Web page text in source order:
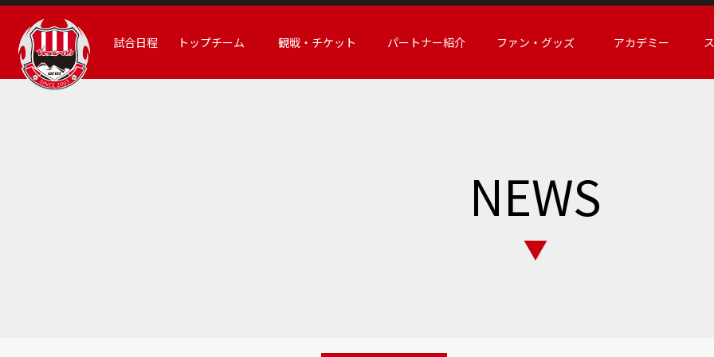
試合日程 トップチーム 観戦・チケット パートナー紹介 ファン・グッズ アカデミー
NEWS